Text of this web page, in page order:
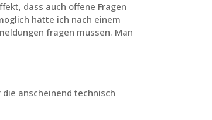
dass auch offene Fragen
hätte ich nach einem
fragen müssen. Man
anscheinend technisch